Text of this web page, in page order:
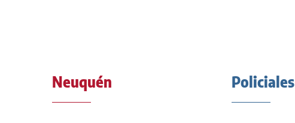
Neuquén Policiales